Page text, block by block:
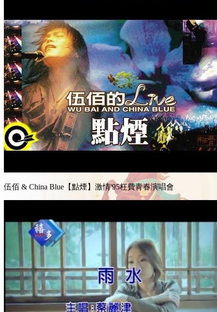
伍佰 & China Blue【點煙】激情'95枉費青春演唱會